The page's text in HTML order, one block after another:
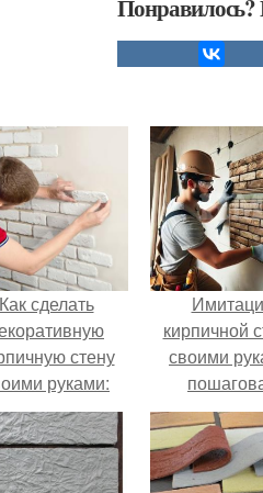
Понравилось?
Как сделать
стену
руками:
пошаговая
инструкция
кирпичной
своими